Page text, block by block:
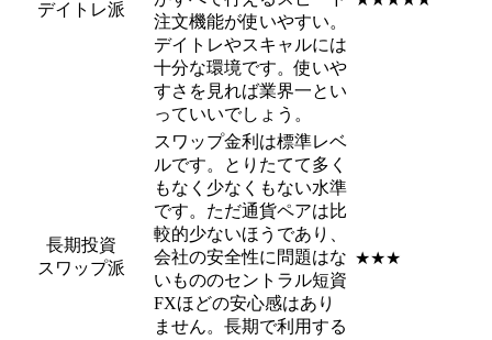
デイトレ派
注文機能が使いやすい。
デイトレやスキャルには
十分な環境です。使いや
すさを見れば業界一とい
っていいでしょう。
長期投資
スワップ派
スワップ金利は標準レベ
ルです。とりたてて多く
もなく少なくもない水準
です。ただ通貨ペアは比
較的少ないほうであり、
会社の安全性に問題はな
いもののセントラル短資
FXほどの安心感はあり
ません。長期で利用する
★★★